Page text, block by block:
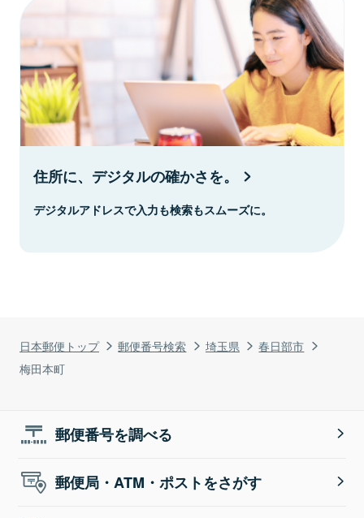
日本郵便トップ 郵便番号検索 埼玉県
春日部市
梅田本町
住所に、デジタルの確かさを。
デジタルアドレスで入力も検索もスムーズに。
郵便番号を調べる
郵便局・ATM・ポストをさがす